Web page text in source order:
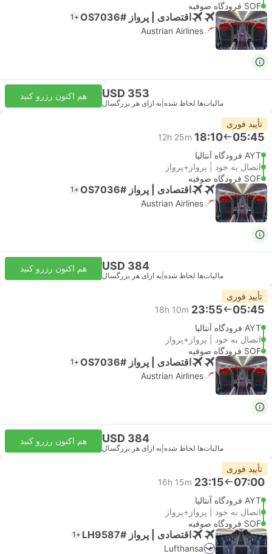
SOF فرودگاه صوفیه
اقتصادی | پرواز #OS7036 +1
Austrian Airlines
USD 353
مالیات‌ها لحاظ شده به ازای هر بزرگسال
هم اکنون رزرو کنید
تأیید فوری
05:45
18:10
12h 25m
AYT فرودگاه آنتالیا
اتصال به خود | پرواز+پرواز
SOF فرودگاه صوفیه
اقتصادی | پرواز #OS7036 +1
Austrian Airlines
USD 384
مالیات‌ها لحاظ شده به ازای هر بزرگسال
هم اکنون رزرو کنید
تأیید فوری
05:45
23:55
18h 10m
AYT فرودگاه آنتالیا
اتصال به خود | پرواز+پرواز
SOF فرودگاه صوفیه
اقتصادی | پرواز #OS7036 +1
Austrian Airlines
USD 384
مالیات‌ها لحاظ شده به ازای هر بزرگسال
هم اکنون رزرو کنید
تأیید فوری
07:00
23:15
16h 15m
AYT فرودگاه آنتالیا
اتصال به خود | پرواز+پرواز
SOF فرودگاه صوفیه
اقتصادی | پرواز #LH9587 +1
Lufthansa